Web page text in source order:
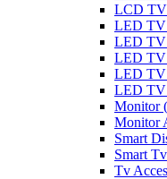
LCD TV
LED TV
LED TV
LED TV
LED TV
LED TV
Monitor
Monitor
Smart
Smart Tv
Tv